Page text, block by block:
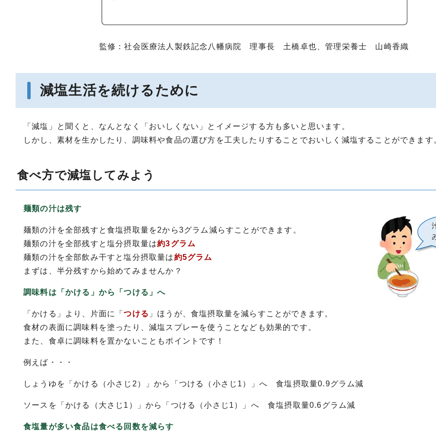
監修：社会医療法人製鉄記念八幡病院 理事長 土橋卓也、管理栄養士 山崎香織
減塩生活を続けるために
「減塩」と聞くと、なんとなく「おいしくない」とイメージする方も多いと思います。
しかし、素材を生かしたり、調味料や食品の選び方を工夫したりすることでおいしく減塩することができます
食べ方で減塩してみよう
麺類の汁は残す
麺類の汁を全部残すと食塩摂取量を2から3グラム減らすことができます。
麺類の汁を全部残すと塩分摂取量は約3グラム
麺類の汁を全部飲み干すと塩分摂取量は約5グラム
まずは、半分残すから始めてみませんか？
調味料は「かける」から「つける」へ
「かける」より、片面に「つける 」ほうが、食塩摂取量を減らすことができます。
食材の表面に調味料を塗ったり、減塩スプレーを使うことなども効果的です。
また、食卓に調味料を置かないこともポイントです！
例えば・・・
しょうゆを「かける（小さじ2）」から「つける（小さじ1）」へ 食塩摂取量0.9グラム減
ソースを「かける（大さじ1）」から「つける（小さじ1）」へ 食塩摂取量0.6グラム減
食塩量が多い食品は食べる回数を減らす